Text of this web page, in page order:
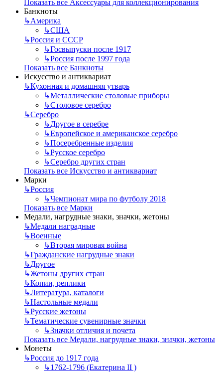
Показать все Аксессуары для коллекционирования
Банкноты
↳Америка
↳США
↳Россия и СССР
↳Госвыпуски после 1917
↳Россия после 1997 года
Показать все Банкноты
Искусство и антиквариат
↳Кухонная и домашняя утварь
↳Металлические столовые приборы
↳Столовое серебро
↳Серебро
↳Другое в серебре
↳Европейское и американское серебро
↳Посеребренные изделия
↳Русское серебро
↳Серебро других стран
Показать все Искусство и антиквариат
Марки
↳Россия
↳Чемпионат мира по футболу 2018
Показать все Марки
Медали, нагрудные знаки, значки, жетоны
↳Mедали наградные
↳Военные
↳Вторая мировая война
↳Гражданские нагрудные знаки
↳Другое
↳Жетоны других стран
↳Копии, реплики
↳Литература, каталоги
↳Настольные медали
↳Русские жетоны
↳Тематические сувенирные значки
↳Значки отличия и почета
Показать все Медали, нагрудные знаки, значки, жетоны
Монеты
↳Россия до 1917 года
↳1762-1796 (Екатерина II )